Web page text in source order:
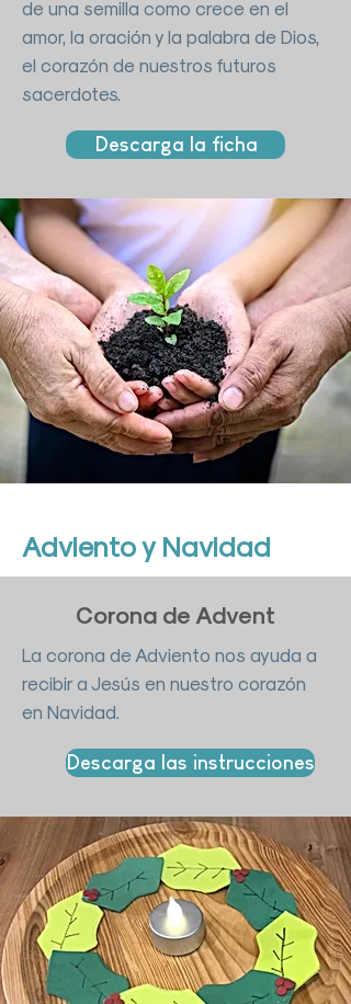
de una semilla como crece en el
amor, la oración y la palabra de Dios,
el corazón de nuestros futuros
sacerdotes.
Descarga la ficha
Adviento y Navidad
Corona de Advent
La corona de Adviento nos ayuda a
recibir a Jesús en nuestro corazón
en Navidad.
Descarga las instrucciones